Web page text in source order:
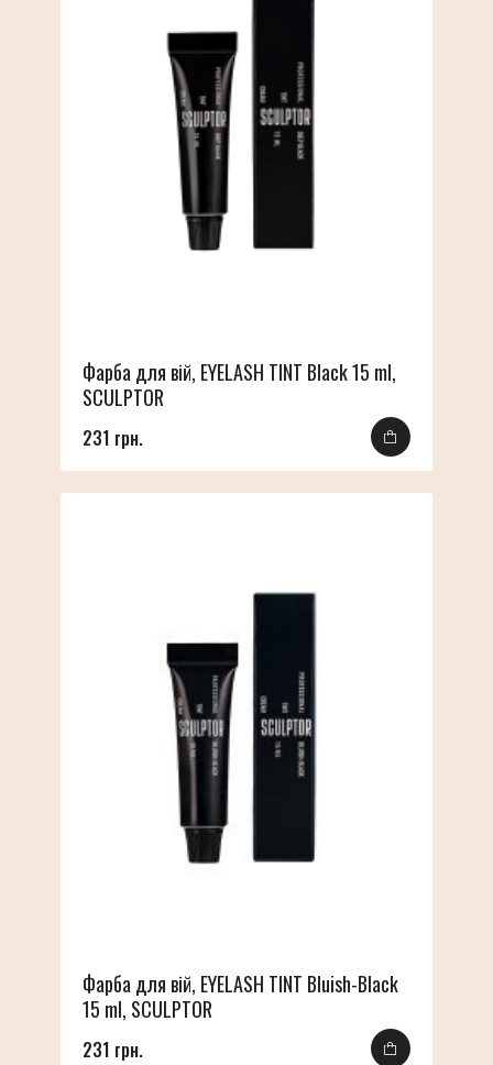
Фарба для вій, EYELASH TINT Black 15 ml,
SCULPTOR
231 грн.
Фарба для вій, EYELASH TINT Bluish-Black
15 ml, SCULPTOR
231 грн.